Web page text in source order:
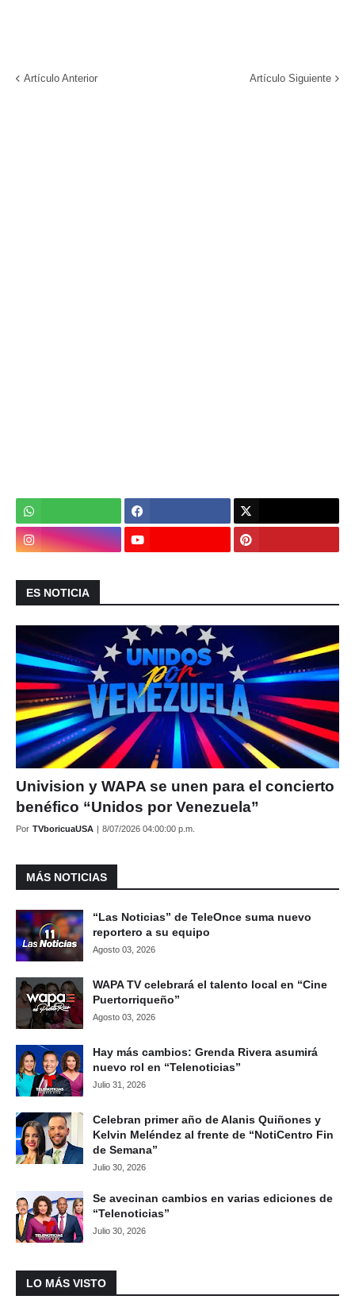
Artículo Anterior Artículo Siguiente
ES NOTICIA
Univision y WAPA se unen para el concierto
benéfico “Unidos por Venezuela”
Por TVboricuaUSA | 8/07/2026 04:00:00 p.m.
MÁS NOTICIAS
“Las Noticias” de TeleOnce suma nuevo
reportero a su equipo
Agosto 03, 2026
WAPA TV celebrará el talento local en “Cine
Puertorriqueño”
Agosto 03, 2026
Hay más cambios: Grenda Rivera asumirá
nuevo rol en “Telenoticias”
Julio 31, 2026
Celebran primer año de Alanis Quiñones y
Kelvin Meléndez al frente de “NotiCentro Fin
de Semana”
Julio 30, 2026
Se avecinan cambios en varias ediciones de
“Telenoticias”
Julio 30, 2026
LO MÁS VISTO